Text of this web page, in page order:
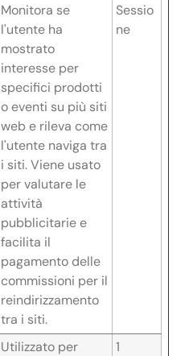
Monitora se
l'utente ha
mostrato
interesse per
specifici prodotti
o eventi su più siti
web e rileva come
l'utente naviga tra
i siti. Viene usato
per valutare le
attività
pubblicitarie e
facilita il
pagamento delle
commissioni per il
reindirizzamento
tra i siti.
Sessio
ne
Utilizzato per
1